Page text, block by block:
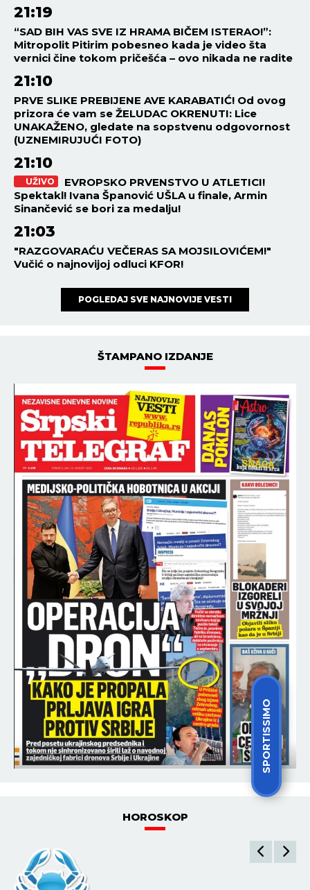
SPORTISSIMO
21:19
“SAD BIH VAS SVE IZ HRAMA BIČEM ISTERAO!”:
Mitropolit Pitirim pobesneo kada je video šta
vernici čine tokom pričešća – ovo nikada ne radite
21:10
PRVE SLIKE PREBIJENE AVE KARABATIĆ! Od ovog
prizora će vam se ŽELUDAC OKRENUTI: Lice
UNAKAŽENO, gledate na sopstvenu odgovornost
(UZNEMIRUJUĆI FOTO)
21:10
UŽIVO
EVROPSKO PRVENSTVO U ATLETICI!
Spektakl! Ivana Španović UŠLA u finale, Armin
Sinančević se bori za medalju!
21:03
"RAZGOVARAĆU VEČERAS SA MOJSILOVIĆEM!"
Vučić o najnovijoj odluci KFOR!
POGLEDAJ SVE NAJNOVIJE VESTI
ŠTAMPANO IZDANJE
HOROSKOP